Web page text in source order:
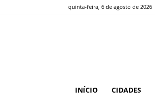
quinta-feira, 6 de agosto de 2026
INÍCIO CIDADES